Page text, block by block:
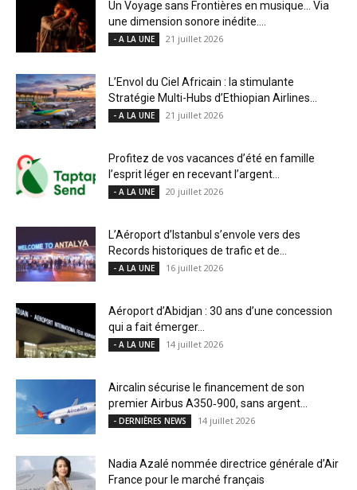
Un Voyage sans Frontières en musique… Via
une dimension sonore inédite....
- A LA UNE 21 juillet 2026
L’Envol du Ciel Africain : la stimulante
Stratégie Multi-Hubs d’Ethiopian Airlines...
- A LA UNE 21 juillet 2026
Profitez de vos vacances d’été en famille
l’esprit léger en recevant l’argent...
- A LA UNE 20 juillet 2026
L’Aéroport d’Istanbul s’envole vers des
Records historiques de trafic et de...
- A LA UNE 16 juillet 2026
Aéroport d’Abidjan : 30 ans d’une concession
qui a fait émerger...
- A LA UNE 14 juillet 2026
Aircalin sécurise le financement de son
premier Airbus A350‑900, sans argent...
- DERNIÈRES NEWS 14 juillet 2026
Nadia Azalé nommée directrice générale d’Air
France pour le marché français